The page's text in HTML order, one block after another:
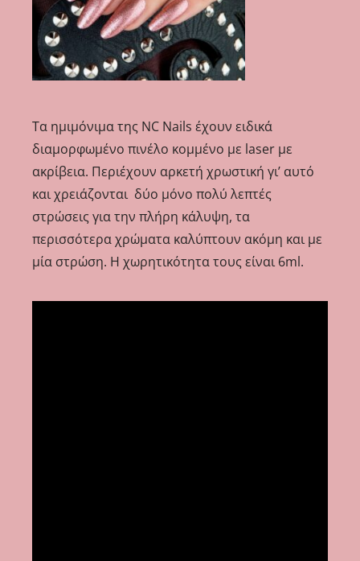
Τα ημιμόνιμα της NC Nails έχουν ειδικά
διαμορφωμένο πινέλο κομμένο με laser με
ακρίβεια. Περιέχουν αρκετή χρωστική γι’ αυτό
και χρειάζονται δύο μόνο πολύ λεπτές
στρώσεις για την πλήρη κάλυψη, τα
περισσότερα χρώματα καλύπτουν ακόμη και με
μία στρώση. Η χωρητικότητα τους είναι 6ml.